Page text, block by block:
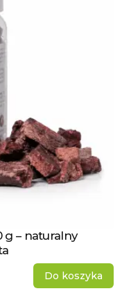
g – naturalny
Do koszyka